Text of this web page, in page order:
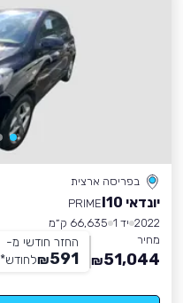
בפריסה ארצית
יונדאי I10
PRIME
2022 יד 1
66,635 ק״מ
מחיר
51,044
₪
החזר חודשי מ-
591
₪לחודש*